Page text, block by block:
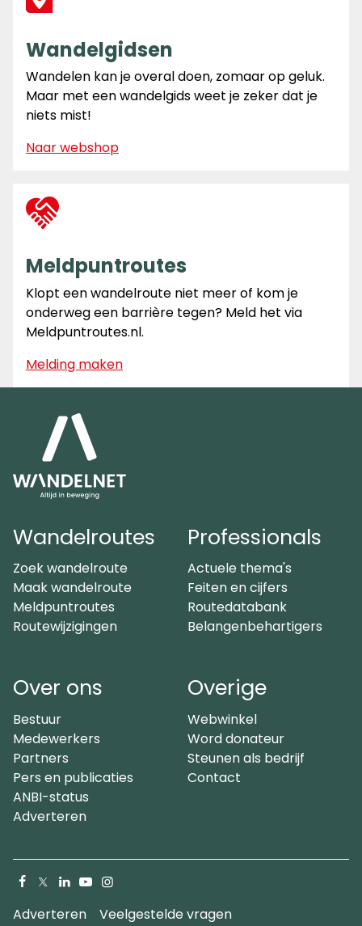
Wandelgidsen
Wandelen kan je overal doen, zomaar op geluk.
Maar met een wandelgids weet je zeker dat je
niets mist!
Naar webshop
Meldpuntroutes
Klopt een wandelroute niet meer of kom je
onderweg een barrière tegen? Meld het via
Meldpuntroutes.nl.
Melding maken
Wandelroutes
Zoek wandelroute
Maak wandelroute
Meldpuntroutes
Routewijzigingen
Professionals
Actuele thema's
Feiten en cijfers
Routedatabank
Belangenbehartigers
Over ons
Bestuur
Medewerkers
Partners
Pers en publicaties
ANBI-status
Adverteren
Overige
Webwinkel
Word donateur
Steunen als bedrijf
Contact
Facebook
X
LinkedInYouTube
Adverteren
Veelgestelde vragen